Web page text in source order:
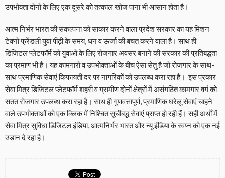
उपभोक्ता दोनों के लिए एक दूसरे को तत्काल खोज पाना भी आसान होता है।
आत्म निर्भर भारत की संकल्पना को साकार करने वाला प्रदेश सरकार का यह मिशन
टेक्नो फ्रेंडली युवा पीढ़ी के समय, धन व ऊर्जा की बचत करने वाला है। साथ ही
डिजिटल प्लेटफॉर्म को युवाओं के लिए रोजगार अवसर बनाने की सरकार की प्रतिबद्धता
का प्रमाण भी है। यह कामगारों व उपभोक्ताओं के बीच ऐसा सेतु है जो रोजगार के साथ-
साथ प्रमाणिक सेवाएं किफायती दर पर नागरिकों को उपलब्ध करा रहा है। इस प्रकार
सेवा मित्र डिजिटल प्लेटफॉर्म शहरी व ग्रामीण दोनों क्षेत्रों में असंगठित कामगार वर्ग को
सतत रोजगार उपलब्ध करा रहा है। साथ ही गुणवत्तापूर्ण, प्रमाणिक घरेलू सेवाएं चाहने
वाले उपभोक्ताओं को एक क्लिक में निश्चित सूचीबद्ध सेवाएं प्राप्त हो रही हैं। सही अर्थों में
सेवा मित्र सुविधा डिजिटल इंडिया, आत्मनिर्भर भारत और न्यू इंडिया के स्वप्न को एक नई
उड़ान दे रहा है।